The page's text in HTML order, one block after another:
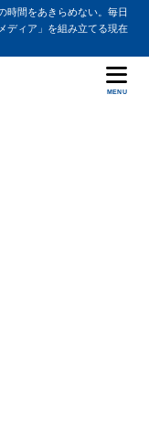
時間をあきらめない。毎日
ディア」を組み立てる現在
MENU